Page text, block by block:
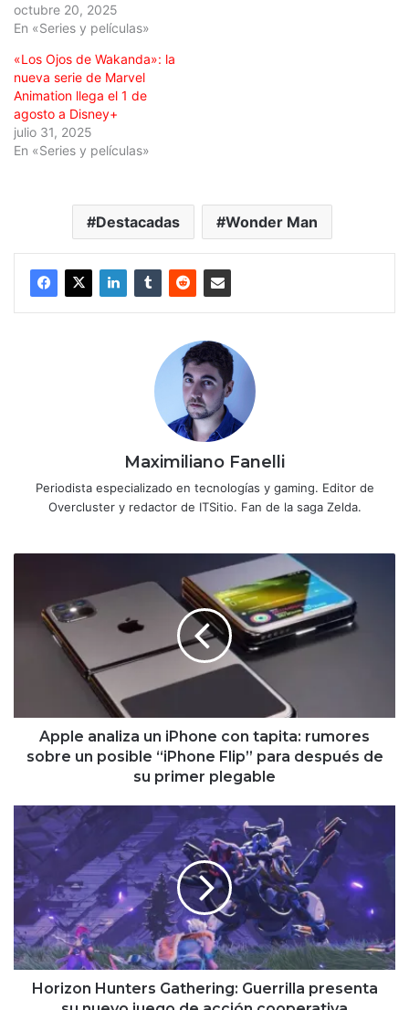
octubre 20, 2025
En «Series y películas»
«Los Ojos de Wakanda»: la
nueva serie de Marvel
Animation llega el 1 de
agosto a Disney+
julio 31, 2025
En «Series y películas»
Destacadas Wonder Man
Maximiliano Fanelli
Periodista especializado en tecnologías y gaming. Editor de
Overcluster y redactor de ITSitio. Fan de la saga Zelda.
iPhone
un
posible
“iPhone
después
de
primer
plegable
Apple analiza un iPhone con tapita: rumores
sobre un posible “iPhone Flip” para después de
su primer plegable
Horizon
Hunters
Gathering:
Guerrilla
presenta
nuevo
juego
de
acción
cooperativa
Horizon Hunters Gathering: Guerrilla presenta